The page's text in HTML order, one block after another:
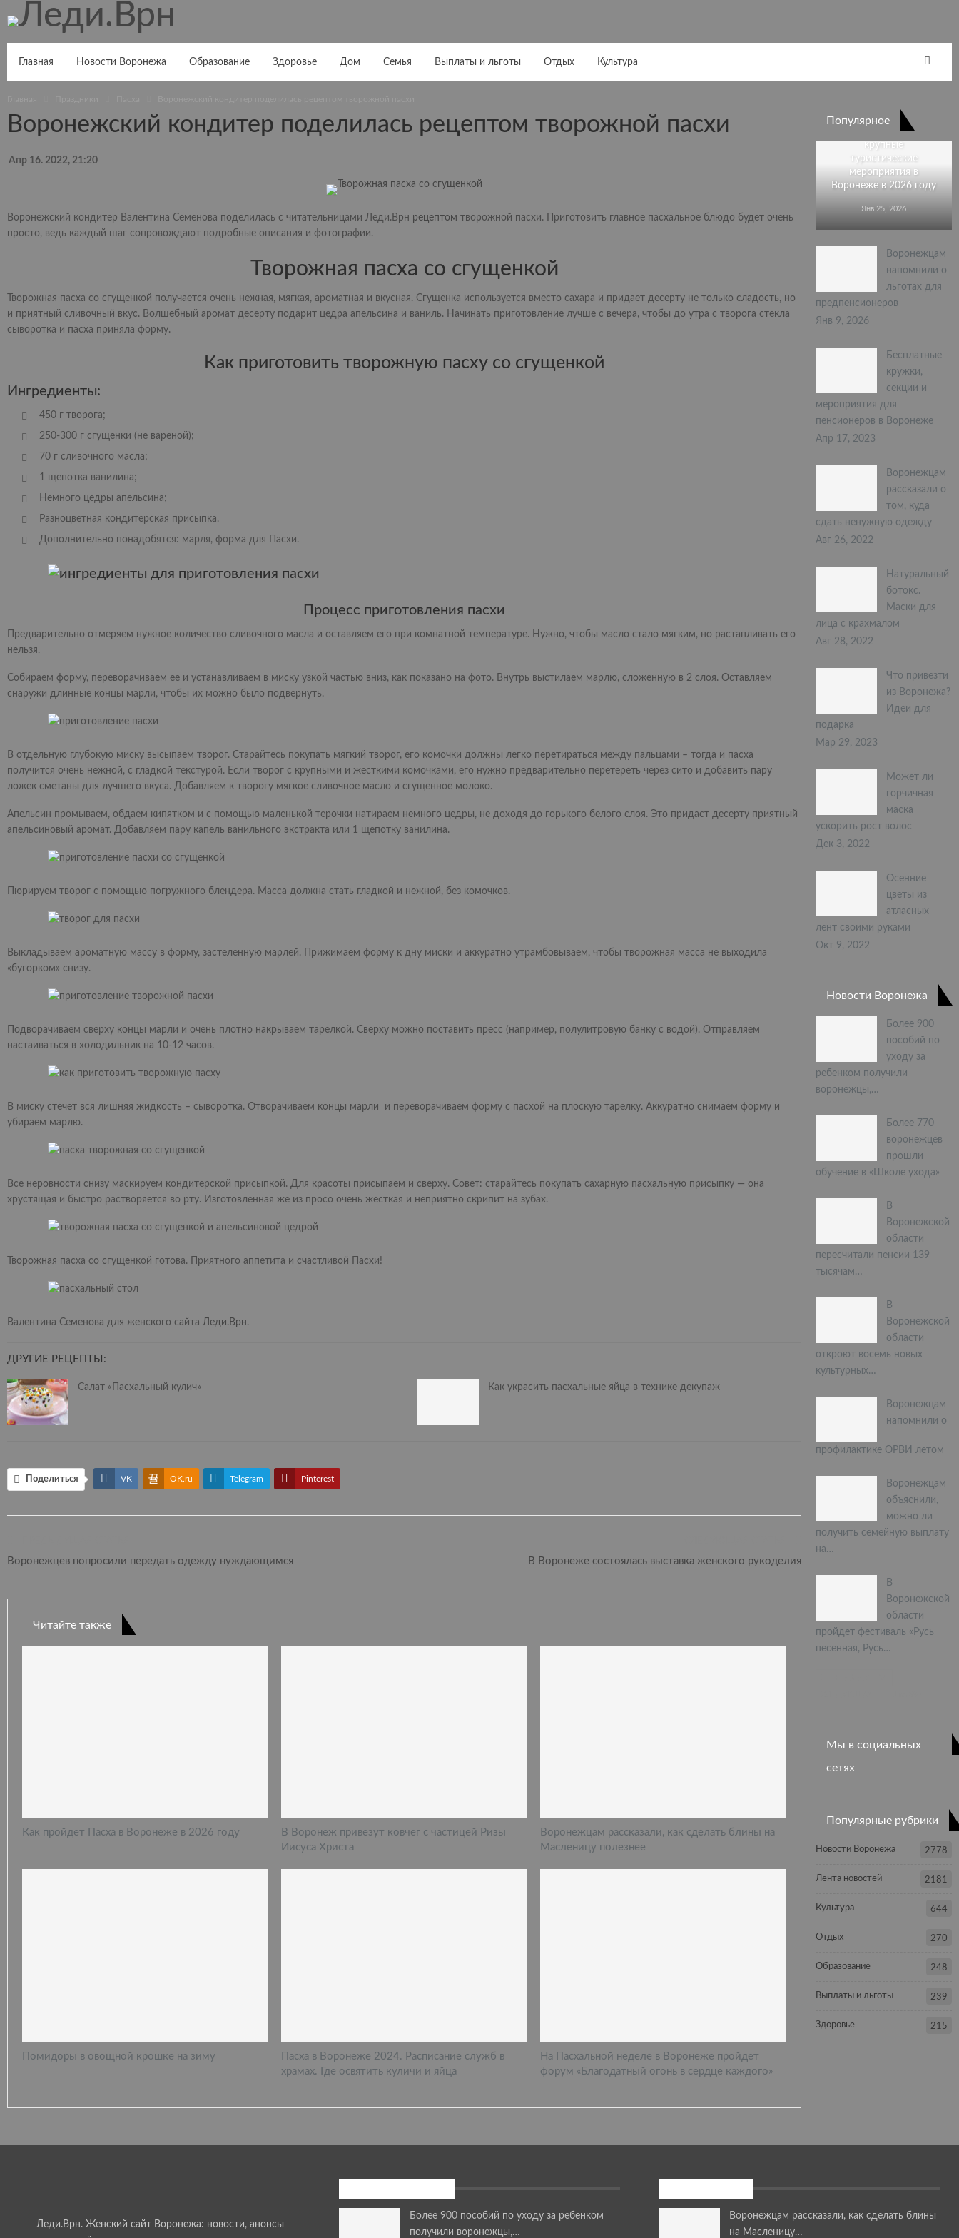
Главная Новости Воронежа Образование Здоровье Дом Семья Выплаты и льготы Отдых Культура
Воронежский кондитер поделилась рецептом творожной пасхи
Апр 16. 2022, 21:20
Воронежский кондитер Валентина Семенова поделилась с читательницами Леди.Врн рецептом творожной пасхи. Приготовить главное пасхальное блюдо будет очень
просто, ведь каждый шаг сопровождают подробные описания и фотографии.
Творожная пасха со сгущенкой
Творожная пасха со сгущенкой получается очень нежная, мягкая, ароматная и вкусная. Сгущенка используется вместо сахара и придает десерту не только сладость, но
и приятный сливочный вкус. Волшебный аромат десерту подарит цедра апельсина и ваниль. Начинать приготовление лучше с вечера, чтобы до утра с творога стекла
сыворотка и пасха приняла форму.
Как приготовить творожную пасху со сгущенкой
Ингредиенты:
450 г творога;
250-300 г сгущенки (не вареной);
70 г сливочного масла;
1 щепотка ванилина;
Немного цедры апельсина;
Разноцветная кондитерская присыпка.
Дополнительно понадобятся: марля, форма для Пасхи.
Процесс приготовления пасхи
Предварительно отмеряем нужное количество сливочного масла и оставляем его при комнатной температуре. Нужно, чтобы масло стало мягким, но растапливать его
нельзя.
Собираем форму, переворачиваем ее и устанавливаем в миску узкой частью вниз, как показано на фото. Внутрь выстилаем марлю, сложенную в 2 слоя. Оставляем
снаружи длинные концы марли, чтобы их можно было подвернуть.
В отдельную глубокую миску высыпаем творог. Старайтесь покупать мягкий творог, его комочки должны легко перетираться между пальцами – тогда и пасха
получится очень нежной, с гладкой текстурой. Если творог с крупными и жесткими комочками, его нужно предварительно перетереть через сито и добавить пару
ложек сметаны для лучшего вкуса. Добавляем к творогу мягкое сливочное масло и сгущенное молоко.
Апельсин промываем, обдаем кипятком и с помощью маленькой терочки натираем немного цедры, не доходя до горького белого слоя. Это придаст десерту приятный
апельсиновый аромат. Добавляем пару капель ванильного экстракта или 1 щепотку ванилина.
Пюрируем творог с помощью погружного блендера. Масса должна стать гладкой и нежной, без комочков.
Выкладываем ароматную массу в форму, застеленную марлей. Прижимаем форму к дну миски и аккуратно утрамбовываем, чтобы творожная масса не выходила
«бугорком» снизу.
Подворачиваем сверху концы марли и очень плотно накрываем тарелкой. Сверху можно поставить пресс (например, полулитровую банку с водой). Отправляем
настаиваться в холодильник на 10-12 часов.
В миску стечет вся лишняя жидкость – сыворотка. Отворачиваем концы марли и переворачиваем форму с пасхой на плоскую тарелку. Аккуратно снимаем форму и
убираем марлю.
Все неровности снизу маскируем кондитерской присыпкой. Для красоты присыпаем и сверху. Совет: старайтесь покупать сахарную пасхальную присыпку — она
хрустящая и быстро растворяется во рту. Изготовленная же из просо очень жесткая и неприятно скрипит на зубах.
Творожная пасха со сгущенкой готова. Приятного аппетита и счастливой Пасхи!
Валентина Семенова для женского сайта Леди.Врн.
ДРУГИЕ РЕЦЕПТЫ:
Салат «Пасхальный кулич» Как украсить пасхальные яйца в технике декупаж
Поделиться VK OK.ru Telegram Pinterest
Воронежцев попросили передать одежду нуждающимся В Воронеже состоялась выставка женского рукоделия
Читайте также
Как пройдет Пасха в Воронеже в 2026 году
В Воронеж привезут ковчег с частицей Ризы
Иисуса Христа
Воронежцам рассказали, как сделать блины на
Масленицу полезнее
Помидоры в овощной крошке на зиму
Пасха в Воронеже 2024. Расписание служб в
храмах. Где освятить куличи и яйца
На Пасхальной неделе в Воронеже пройдет
форум «Благодатный огонь в сердце каждого»
Популярное
Стали известны
крупные
туристические
мероприятия в
Воронеже в 2026 году
Янв 25, 2026
Воронежцам
напомнили о
льготах для
предпенсионеров
Янв 9, 2026
Бесплатные
кружки,
секции и
мероприятия для
пенсионеров в Воронеже
Апр 17, 2023
Воронежцам
рассказали о
том, куда
сдать ненужную одежду
Авг 26, 2022
Натуральный
ботокс.
Маски для
лица с крахмалом
Авг 28, 2022
Что привезти
из Воронежа?
Идеи для
подарка
Мар 29, 2023
Может ли
горчичная
маска
ускорить рост волос
Дек 3, 2022
Осенние
цветы из
атласных
лент своими руками
Окт 9, 2022
Новости Воронежа
Более 900
пособий по
уходу за
ребенком получили
воронежцы,…
Более 770
воронежцев
прошли
обучение в «Школе ухода»
В
Воронежской
области
пересчитали пенсии 139
тысячам…
В
Воронежской
области
откроют восемь новых
культурных…
Воронежцам
напомнили о
профилактике ОРВИ летом
Воронежцам
объяснили,
можно ли
получить семейную выплату
на…
В
Воронежской
области
пройдет фестиваль «Русь
песенная, Русь…
Мы в социальных
сетях
Популярные рубрики
Новости Воронежа 2778
Лента новостей 2181
Культура 644
Отдых 270
Образование 248
Выплаты и льготы 239
Здоровье 215
Леди.Врн. Женский сайт Воронежа: новости, анонсы
Более 900 пособий по уходу за ребенком
получили воронежцы,…
Воронежцам рассказали, как сделать блины
на Масленицу…